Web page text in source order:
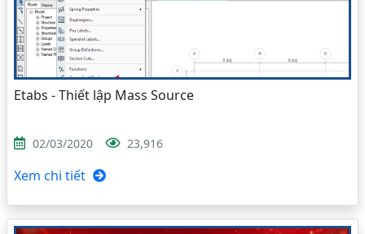
Etabs - Thiết lập Mass Source
02/03/2020 23,916
Xem chi tiết